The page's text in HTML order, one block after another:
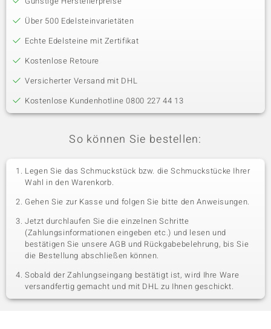
Über 500 Edelsteinvarietäten
Echte Edelsteine mit Zertifikat
Kostenlose Retoure
Versicherter Versand mit DHL
Kostenlose Kundenhotline 0800 227 44 13
So können Sie bestellen:
Legen Sie das Schmuckstück bzw. die Schmuckstücke Ihrer
Wahl in den Warenkorb.
Gehen Sie zur Kasse und folgen Sie bitte den Anweisungen.
Jetzt durchlaufen Sie die einzelnen Schritte
(Zahlungsinformationen eingeben etc.) und lesen und
bestätigen Sie unsere AGB und Rückgabebelehrung, bis Sie
die Bestellung abschließen können.
Sobald der Zahlungseingang bestätigt ist, wird Ihre Ware
versandfertig gemacht und mit DHL zu Ihnen geschickt.